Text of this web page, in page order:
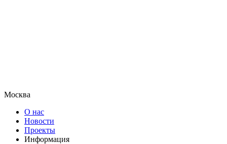
Москва
О нас
Новости
Проекты
Информация